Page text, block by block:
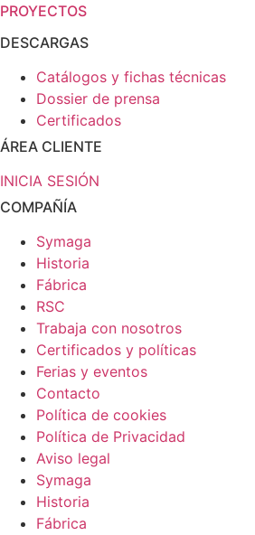
PROYECTOS
DESCARGAS
Catálogos y fichas técnicas
Dossier de prensa
Certificados
ÁREA CLIENTE
INICIA SESIÓN
COMPAÑÍA
Symaga
Historia
Fábrica
RSC
Trabaja con nosotros
Certificados y políticas
Ferias y eventos
Contacto
Política de cookies
Política de Privacidad
Aviso legal
Symaga
Historia
Fábrica